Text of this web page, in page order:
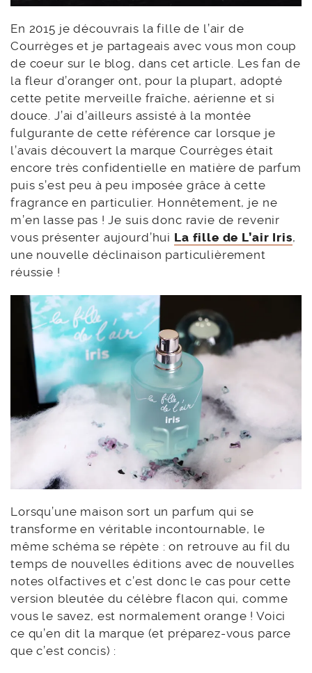
En 2015 je découvrais la fille de l’air de
Courrèges et je partageais avec vous mon coup
de coeur sur le blog, dans cet article. Les fan de
la fleur d’oranger ont, pour la plupart, adopté
cette petite merveille fraîche, aérienne et si
douce. J’ai d’ailleurs assisté à la montée
fulgurante de cette référence car lorsque je
l’avais découvert la marque Courrèges était
encore très confidentielle en matière de parfum
puis s’est peu à peu imposée grâce à cette
fragrance en particulier. Honnêtement, je ne
m’en lasse pas ! Je suis donc ravie de revenir
vous présenter aujourd’hui La fille de L’air Iris,
une nouvelle déclinaison particulièrement
réussie !
Lorsqu’une maison sort un parfum qui se
transforme en véritable incontournable, le
même schéma se répète : on retrouve au fil du
temps de nouvelles éditions avec de nouvelles
notes olfactives et c’est donc le cas pour cette
version bleutée du célèbre flacon qui, comme
vous le savez, est normalement orange ! Voici
ce qu’en dit la marque (et préparez-vous parce
que c’est concis) :